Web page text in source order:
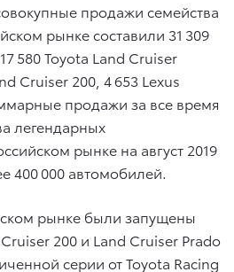
продажи семейства
рынке составили 31 309
580 Toyota Land Cruiser
Cruiser 200, 4 653 Lexus
продажи за все время
легендарных
рынке на август 2019
400 000 автомобилей.
рынке были запущены
200 и Land Cruiser Prado
серии от Toyota Racing